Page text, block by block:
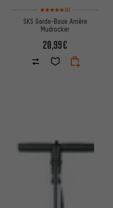
8 avis
Note moyenne : 5 sur 5
(6)
SKS Garde-Boue Arrière
Mudrocker
20,99€